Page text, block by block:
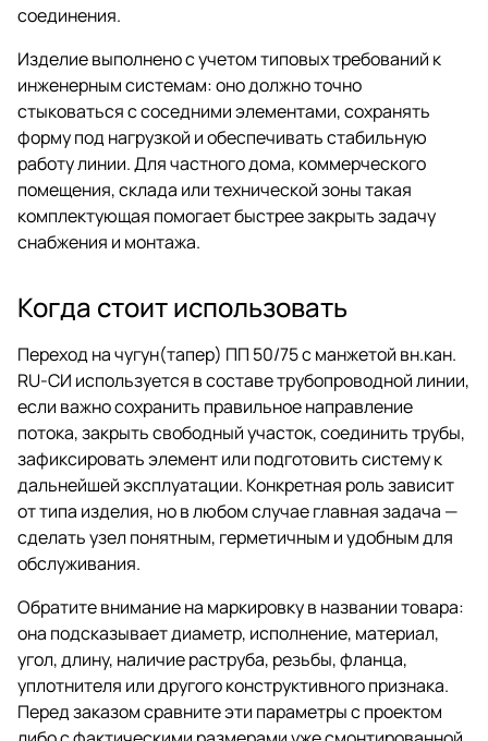
соединения.
Изделие выполнено с учетом типовых требований к
инженерным системам: оно должно точно
стыковаться с соседними элементами, сохранять
форму под нагрузкой и обеспечивать стабильную
работу линии. Для частного дома, коммерческого
помещения, склада или технической зоны такая
комплектующая помогает быстрее закрыть задачу
снабжения и монтажа.
Когда стоит использовать
Переход на чугун(тапер) ПП 50/75 с манжетой вн.кан.
RU-СИ используется в составе трубопроводной линии,
если важно сохранить правильное направление
потока, закрыть свободный участок, соединить трубы,
зафиксировать элемент или подготовить систему к
дальнейшей эксплуатации. Конкретная роль зависит
от типа изделия, но в любом случае главная задача —
сделать узел понятным, герметичным и удобным для
обслуживания.
Обратите внимание на маркировку в названии товара:
она подсказывает диаметр, исполнение, материал,
угол, длину, наличие раструба, резьбы, фланца,
уплотнителя или другого конструктивного признака.
Перед заказом сравните эти параметры с проектом